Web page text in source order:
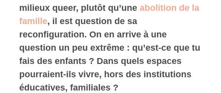
milieux queer, plutôt qu’une abolition de la
famille, il est question de sa
reconfiguration. On en arrive à une
question un peu extrême : qu’est-ce que tu
fais des enfants ? Dans quels espaces
pourraient-ils vivre, hors des institutions
éducatives, familiales ?